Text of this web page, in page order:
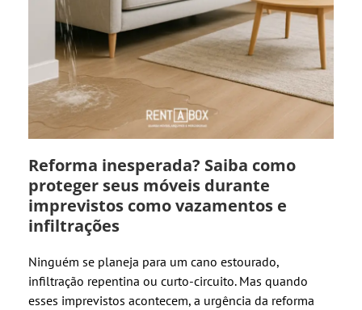
Reforma inesperada? Saiba como
proteger seus móveis durante
imprevistos como vazamentos e
infiltrações
Ninguém se planeja para um cano estourado,
infiltração repentina ou curto-circuito. Mas quando
esses imprevistos acontecem, a urgência da reforma